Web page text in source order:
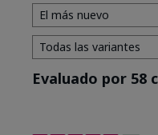
Evaluado por 58